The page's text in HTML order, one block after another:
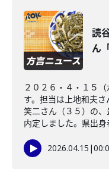
読
ん
２０２６・４・１５
す。担当は上地和夫
笑二さん（３５）の、
内定しました。県出身
2026.04.15 |